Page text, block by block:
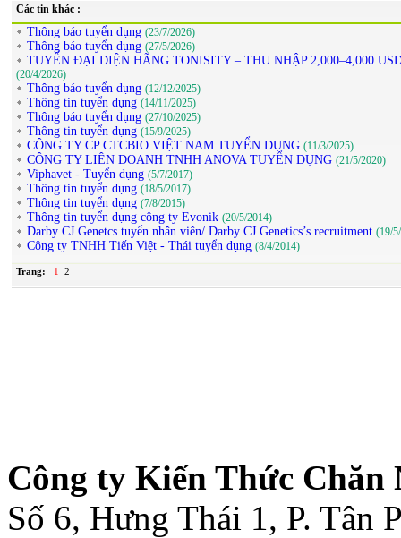
Các tin khác :
Thông báo tuyển dụng (23/7/2026)
Thông báo tuyển dụng (27/5/2026)
TUYỂN ĐẠI DIỆN HÃNG TONISITY – THU NHẬP 2,000–4,000
(20/4/2026)
Thông báo tuyển dụng (12/12/2025)
Thông tin tuyển dụng (14/11/2025)
Thông báo tuyển dụng (27/10/2025)
Thông tin tuyển dụng (15/9/2025)
CÔNG TY CP CTCBIO VIỆT NAM TUYỂN DỤNG (11/3/2025)
CÔNG TY LIÊN DOANH TNHH ANOVA TUYỂN DỤNG (21/5/2020)
Viphavet - Tuyển dụng (5/7/2017)
Thông tin tuyển dụng (18/5/2017)
Thông tin tuyển dụng (7/8/2015)
Thông tin tuyển dụng công ty Evonik (20/5/2014)
Darby CJ Genetcs tuyển nhân viên/ Darby CJ Genetics’s recruitment (19/
Công ty TNHH Tiến Việt - Thái tuyển dụng (8/4/2014)
Trang: 1 2
Công ty Kiến Thức Chăn
Số 6, Hưng Thái 1, P. Tân